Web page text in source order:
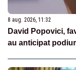
8 aug. 2026, 11:32
David Popovici,
au anticipat